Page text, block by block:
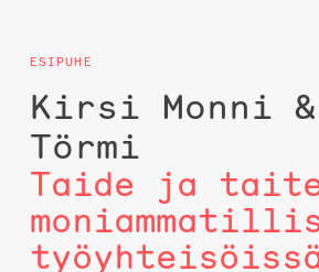
ESIPUHE
Kirsi Monni
Törmi
Taide ja